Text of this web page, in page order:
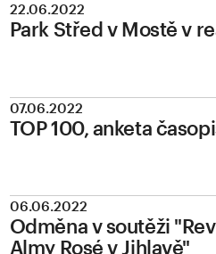
22.06.2022
Park Střed v Mostě v
07.06.2022
TOP 100, anketa
06.06.2022
Odměna v soutěži
Almy Rosé v Jihlavě"